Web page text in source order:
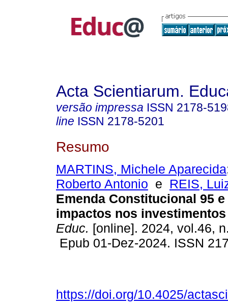
Acta Scientiarum.
versão impressa ISSN 2178-
line ISSN 2178-5201
Resumo
MARTINS, Michele Aparecida
Roberto Antonio e REIS,
Emenda Constitucional 95
impactos nos investimentos
Educ. [online]. 2024, vol.46,
Epub 01-Dez-2024. ISSN
https://doi.org/10.4025/